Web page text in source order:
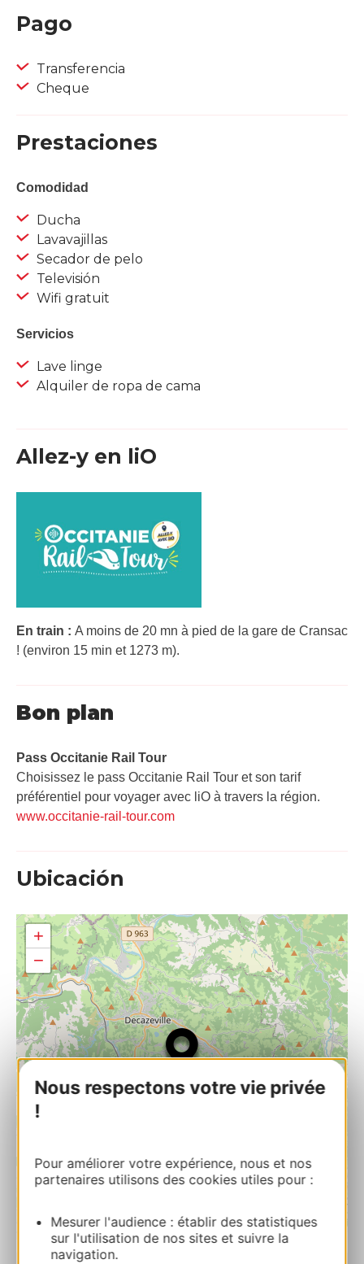
Nous respectons votre vie privée
!
Pour améliorer votre expérience, nous et nos
partenaires utilisons des cookies utiles pour :
Mesurer l'audience : établir des statistiques
sur l'utilisation de nos sites et suivre la
navigation.
Pago
Transferencia
Cheque
Prestaciones
Comodidad
Ducha
Lavavajillas
Secador de pelo
Televisión
Wifi gratuit
Servicios
Lave linge
Alquiler de ropa de cama
Allez-y en liO
En train : A moins de 20 mn à pied de la gare de Cransac
! (environ 15 min et 1273 m).
Bon plan
Pass Occitanie Rail Tour​
Choisissez le pass Occitanie Rail Tour et son tarif
préférentiel pour voyager avec liO à travers la région.
www.occitanie-rail-tour.com
Ubicación
+
−
Leaflet | Map data © OpenStreetMap contributors